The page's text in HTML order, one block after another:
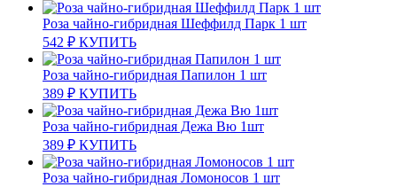
Роза чайно-гибридная Шеффилд Парк 1 шт
542 ₽ КУПИТЬ
Роза чайно-гибридная Папилон 1 шт
389 ₽ КУПИТЬ
Роза чайно-гибридная Дежа Вю 1шт
389 ₽ КУПИТЬ
Роза чайно-гибридная Ломоносов 1 шт